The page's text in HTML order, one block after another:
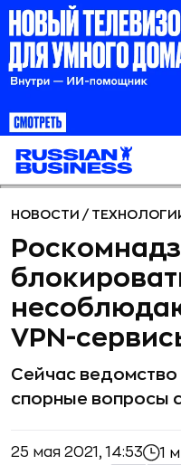
НОВОСТИ /
VPN-
Сейчас
спорные вопросы
25 мая 2021, 14:53 1